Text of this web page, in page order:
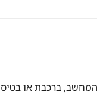
ברכבת או